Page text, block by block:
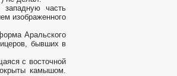
часть
изображенного
Аральского
бывших в
с восточной
камышом.